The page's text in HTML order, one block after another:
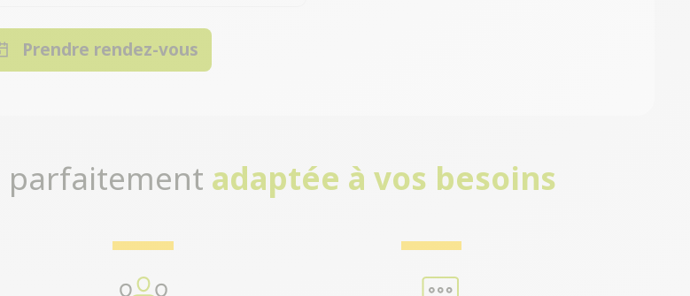
Prendre rendez-vous
parfaitement adaptée à vos besoins